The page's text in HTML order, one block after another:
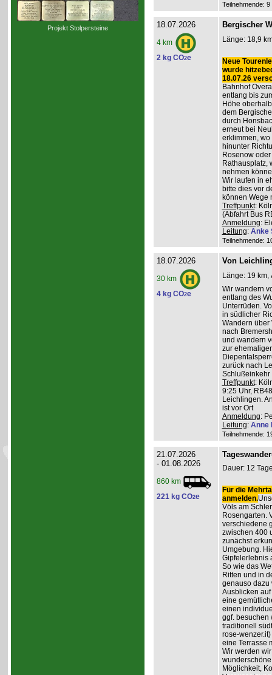
Projekt Stolpersteine
Teilnehmende:
18.07.2026
4 km
2 kg CO2e
Bergischer
Länge: 18,9
Neue
wurde
18.07.26
Bahnhof
entlang bis
Höhe
dem
durch
erneut bei
erklimmen,
hinunter
Rosenow
Rathausplatz,
nehmen
Wir laufen in
bitte dies vor
können Wege
Treffpunkt:
(Abfahrt Bus
Anmeldung:
Leitung: Anke
Teilnehmende:
18.07.2026
30 km
4 kg CO2e
Von
Länge: 19 km,
Wir wandern
entlang des
Unterrüden.
in südlicher
Wandern über
nach
und wandern
zur
zurück nach
Schlußeinkehr
Treffpunkt:
9:25 Uhr,
Leichlingen.
ist vor Ort
Anmeldung:
Leitung: Anne
Teilnehmende:
21.07.2026
- 01.08.2026
860 km
221 kg CO2e
Dauer: 12
Für die
anmelden.
Völs am
Rosengarten.
verschiedene
zwischen 400
zunächst
Umgebung.
Gipfelerlebnis
So wie das
Ritten und in
genauso dazu
Ausblicken
eine
einen
ggf. besuchen
traditionell
rose-
eine Terrasse
Wir werden
Möglichkeit,